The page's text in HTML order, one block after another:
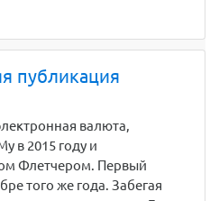
публикация
валюта,
в 2015 году и
Флетчером. Первый
того же года. Забегая